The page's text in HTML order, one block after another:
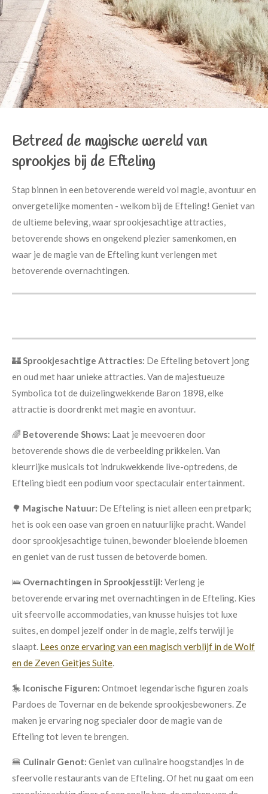
Betreed de magische wereld van
sprookjes bij de Efteling
Stap binnen in een betoverende wereld vol magie, avontuur en
onvergetelijke momenten - welkom bij de Efteling! Geniet van
de ultieme beleving, waar sprookjesachtige attracties,
betoverende shows en ongekend plezier samenkomen, en
waar je de magie van de Efteling kunt verlengen met
betoverende overnachtingen.
🏰Sprookjesachtige Attracties: De Efteling betovert jong
en oud met haar unieke attracties. Van de majestueuze
Symbolica tot de duizelingwekkende Baron 1898, elke
attractie is doordrenkt met magie en avontuur.
🌈 Betoverende Shows: Laat je meevoeren door
betoverende shows die de verbeelding prikkelen. Van
kleurrijke musicals tot indrukwekkende live-optredens, de
Efteling biedt een podium voor spectaculair entertainment.
🌳 Magische Natuur: De Efteling is niet alleen een pretpark;
het is ook een oase van groen en natuurlijke pracht. Wandel
door sprookjesachtige tuinen, bewonder bloeiende bloemen
en geniet van de rust tussen de betoverde bomen.
🛌 Overnachtingen in Sprookjesstijl: Verleng je
betoverende ervaring met overnachtingen in de Efteling. Kies
uit sfeervolle accommodaties, van knusse huisjes tot luxe
suites, en dompel jezelf onder in de magie, zelfs terwijl je
slaapt. Lees onze ervaring van een magisch verblijf in de Wolf
en de Zeven Geitjes Suite.
🎠 Iconische Figuren: Ontmoet legendarische figuren zoals
Pardoes de Tovernar en de bekende sprookjesbewoners. Ze
maken je ervaring nog specialer door de magie van de
Efteling tot leven te brengen.
🍔 Culinair Genot: Geniet van culinaire hoogstandjes in de
sfeervolle restaurants van de Efteling. Of het nu gaat om een